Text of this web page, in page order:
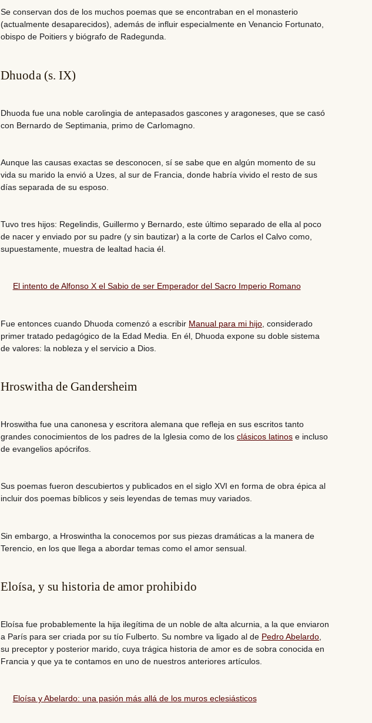
Se conservan dos de los muchos poemas que se encontraban en el monasterio
(actualmente desaparecidos), además de influir especialmente en Venancio Fortunato,
obispo de Poitiers y biógrafo de Radegunda.
Dhuoda (s. IX)
Dhuoda fue una noble carolingia de antepasados gascones y aragoneses , que se casó
con Bernardo de Septimania, primo de Carlomagno.
Aunque las causas exactas se desconocen, sí se sabe que en algún momento de su
vida su marido la envió a Uzes, al sur de Francia, donde habría vivido el resto de sus
días separada de su esposo.
Tuvo tres hijos: Regelindis, Guillermo y Bernardo, este último separado de ella al poco
de nacer y enviado por su padre (y sin bautizar) a la corte de Carlos el Calvo como,
supuestamente, muestra de lealtad hacia él.
El intento de Alfonso X el Sabio de ser Emperador del Sacro Imperio Romano
Fue entonces cuando Dhuoda comenzó a escribir Manual para mi hijo considerado
primer tratado pedagógico de la Edad Media . En él, Dhuoda expone su doble sistema
de valores: la nobleza y el servicio a Dios.
Hroswitha de Gandersheim
Hroswitha fue una canonesa y escritora alemana que refleja en sus escritos tanto
grandes conocimientos de los padres de la Iglesia como de los clásicos latinos e incluso
de evangelios apócrifos.
Sus poemas fueron descubiertos y publicados en el siglo XVI en forma de obra épica al
incluir dos poemas bíblicos y seis leyendas de temas muy variados.
Sin embargo, a Hroswintha la conocemos por sus piezas dramáticas a la manera de
Terencio, en los que llega a abordar temas como el amor sensual.
Eloísa, y su historia de amor prohibido
Eloísa fue probablemente la hija ilegítima de un noble de alta alcurnia, a la que enviaron
a París para ser criada por su tío Fulberto. Su nombre va ligado al de Pedro Abelardo,
su preceptor y posterior marido, cuya trágica historia de amor es de sobra conocida en
Francia y que ya te contamos en uno de nuestros anteriores artículos.
Eloísa y Abelardo: una pasión más allá de los muros eclesiásticos